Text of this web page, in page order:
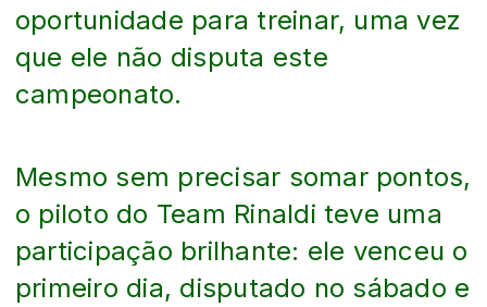
oportunidade para treinar, uma vez
que ele não disputa este
campeonato.
Mesmo sem precisar somar pontos,
o piloto do Team Rinaldi teve uma
participação brilhante: ele venceu o
primeiro dia, disputado no sábado e